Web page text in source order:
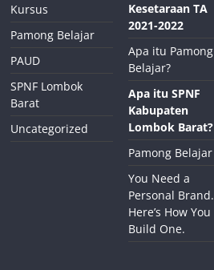
Kursus
Pamong Belajar
PAUD
SPNF Lombok
Barat
Uncategorized
Kesetaraan TA
2021-2022
Apa itu Pamong
Belajar?
Apa itu SPNF
Kabupaten
Lombok Barat?
Pamong Belajar
You Need a
Personal Brand.
Here’s How You
Build One.